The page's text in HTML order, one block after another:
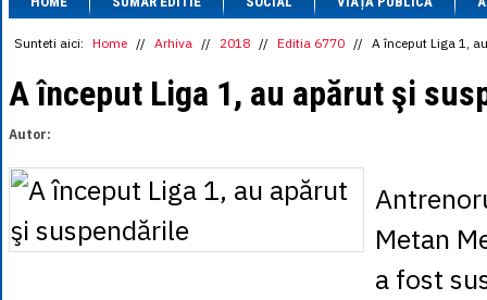
1 CHF= 5.2813
1 CNY= 0.6015
1 DKK
= 0.6668
1 EGP = 0.0860
1 HUF
1 MDL= 0.2538
1 NOK= 0.4191
1 PLN= 1.1646
Sunteti aici: Home // Arhiva // 2018 // Editia 6770 // A început Liga 1,
A început Liga 1, au apărut şi
Autor:
Metan
a fost